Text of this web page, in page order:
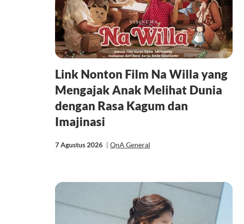
Link Nonton Film Na Willa yang
Mengajak Anak Melihat Dunia
dengan Rasa Kagum dan
Imajinasi
7 Agustus 2026 | QnA General